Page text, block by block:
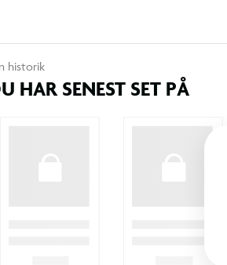
historik
HAR SENEST SET PÅ